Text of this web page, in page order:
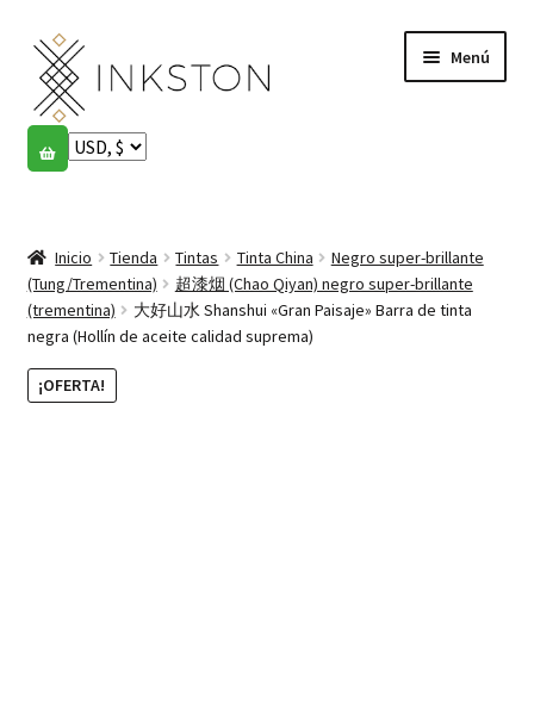
Ir
la
navegación
Ir
al
contenido
Menú
Tienda
menú
hijo
English
Español
Français
Inicio Tienda Tintas Tinta China
Negro super-brillante
(Tung/Trementina)
超漆烟 (Chao Qiyan) negro super-brillante
(trementina)
大好山水 Shanshui «Gran Paisaje» Barra de tinta
negra (Hollín de aceite calidad suprema)
¡OFERTA!